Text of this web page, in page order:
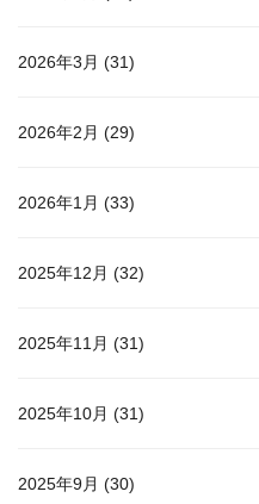
2026年3月 (31)
2026年2月 (29)
2026年1月 (33)
2025年12月 (32)
2025年11月 (31)
2025年10月 (31)
2025年9月 (30)